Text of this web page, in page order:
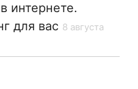
интернете.
для вас 8 августа